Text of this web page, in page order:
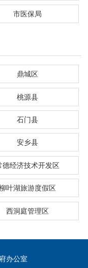
市医保局
鼎城区
桃源县
石门县
安乡县
德经济技术开发区
叶湖旅游度假区
西洞庭管理区
办公室